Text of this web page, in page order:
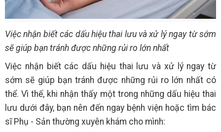
Việc nhận biết các dấu hiệu thai lưu và xử lý ngay từ sớm
sẽ giúp bạn tránh được những rủi ro lớn nhất
Việc nhận biết các dấu hiệu thai lưu và xử lý ngay từ
sớm sẽ giúp bạn tránh được những rủi ro lớn nhất có
thể. Vì thế, khi nhận thấy một trong những dấu hiệu thai
lưu dưới đây, bạn nên đến ngay bệnh viện hoặc tìm bác
sĩ Phụ - Sản thường xuyên khám cho mình: